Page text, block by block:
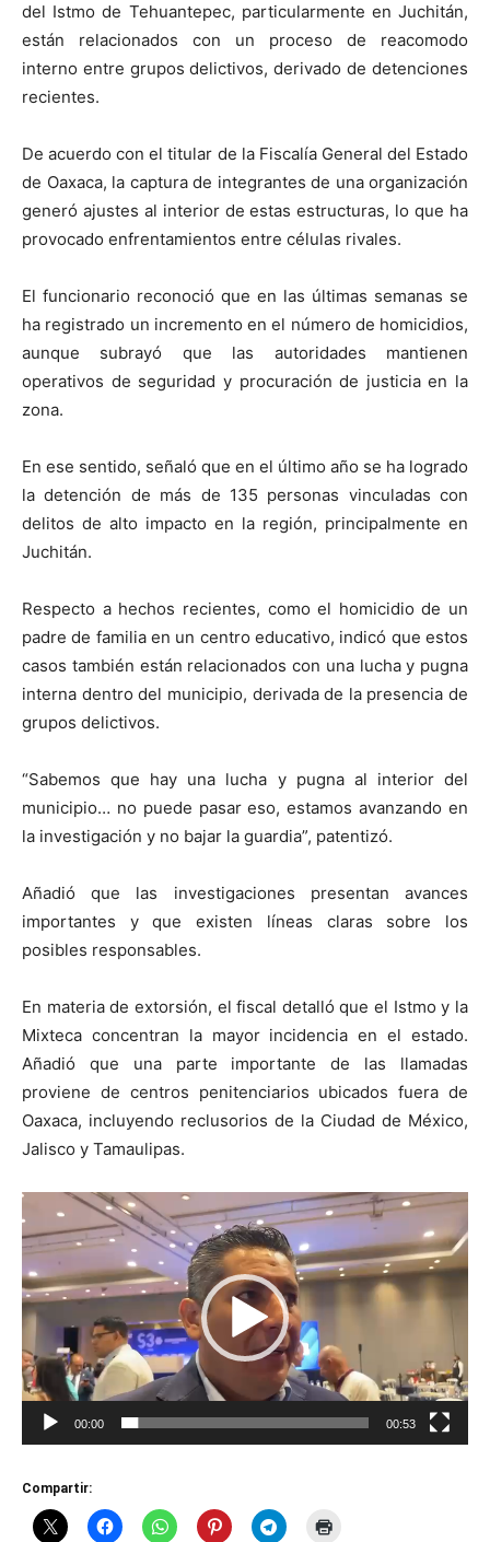
del Istmo de Tehuantepec, particularmente en Juchitán,
están relacionados con un proceso de reacomodo
interno entre grupos delictivos, derivado de detenciones
recientes.
De acuerdo con el titular de la Fiscalía General del Estado
de Oaxaca, la captura de integrantes de una organización
generó ajustes al interior de estas estructuras, lo que ha
provocado enfrentamientos entre células rivales.
El funcionario reconoció que en las últimas semanas se
ha registrado un incremento en el número de homicidios,
aunque subrayó que las autoridades mantienen
operativos de seguridad y procuración de justicia en la
zona.
En ese sentido, señaló que en el último año se ha logrado
la detención de más de 135 personas vinculadas con
delitos de alto impacto en la región, principalmente en
Juchitán.
Respecto a hechos recientes, como el homicidio de un
padre de familia en un centro educativo, indicó que estos
casos también están relacionados con una lucha y pugna
interna dentro del municipio, derivada de la presencia de
grupos delictivos.
“Sabemos que hay una lucha y pugna al interior del
municipio… no puede pasar eso, estamos avanzando en
la investigación y no bajar la guardia”, patentizó.
Añadió que las investigaciones presentan avances
importantes y que existen líneas claras sobre los
posibles responsables.
En materia de extorsión, el fiscal detalló que el Istmo y la
Mixteca concentran la mayor incidencia en el estado.
Añadió que una parte importante de las llamadas
proviene de centros penitenciarios ubicados fuera de
Oaxaca, incluyendo reclusorios de la Ciudad de México,
Jalisco y Tamaulipas.
Reproductor
de
vídeo
00:00 00:53
Compartir: